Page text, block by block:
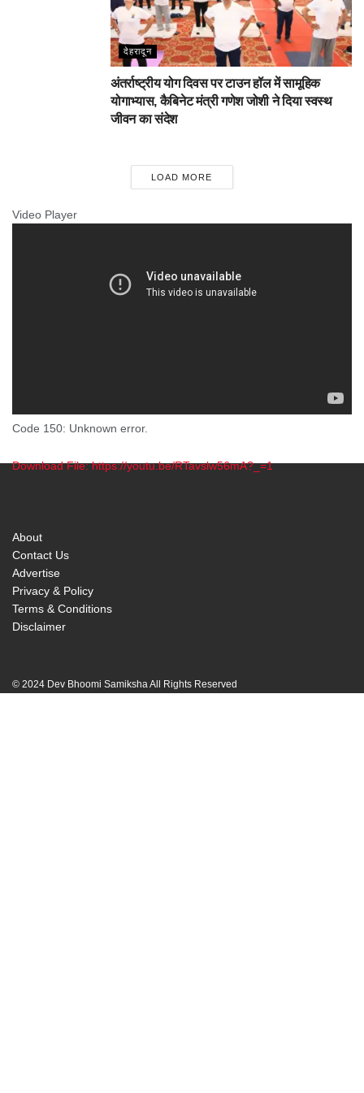
देहरादून
अंतर्राष्ट्रीय योग दिवस पर टाउन हॉल में सामूहिक
योगाभ्यास, कैबिनेट मंत्री गणेश जोशी ने दिया स्वस्थ
जीवन का संदेश
LOAD MORE
Video Player
Code 150: Unknown error.
Download File: https://youtu.be/RTavslw56mA?_=1
About
Contact Us
Advertise
Privacy & Policy
Terms & Conditions
Disclaimer
© 2024 Dev Bhoomi Samiksha All Rights Reserved